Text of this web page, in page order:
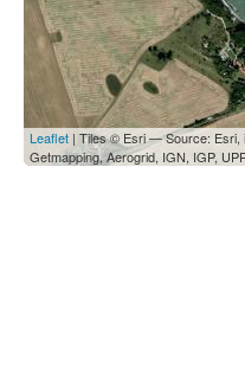
Leaflet | Tiles © Esri — Source: Esri,
Getmapping, Aerogrid, IGN, IGP,